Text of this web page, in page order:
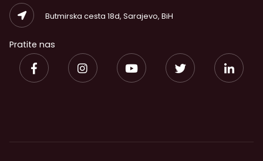
Butmirska cesta 18d, Sarajevo, BiH
Pratite nas